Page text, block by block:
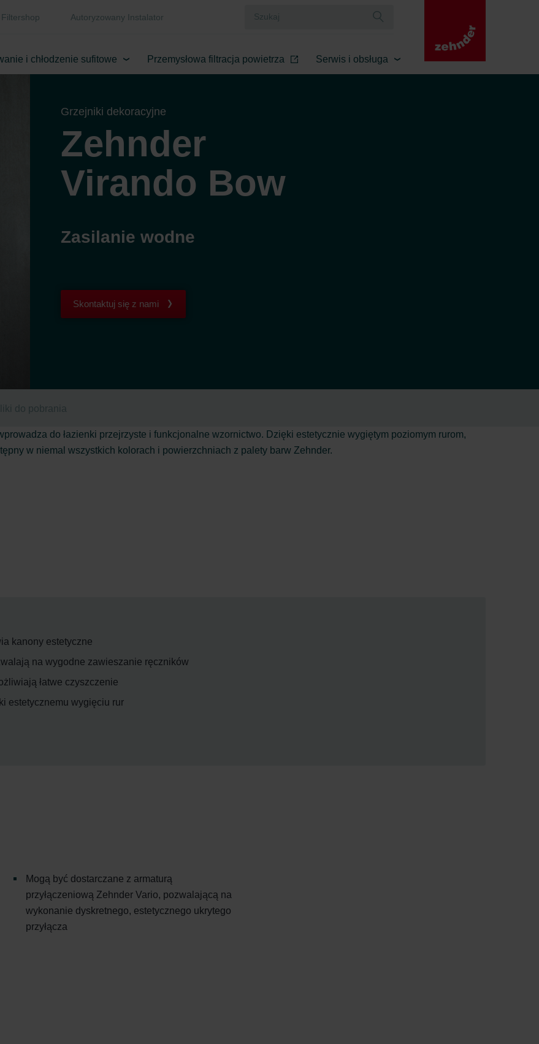
Filtershop Autoryzowany Instalator
i chłodzenie sufitowe Przemysłowa filtracja powietrza Serwis i obsługa
Grzejniki dekoracyjne
Zehnder
Virando Bow
Zasilanie wodne
Skontaktuj się z nami
do pobrania
do łazienki przejrzyste i funkcjonalne wzornictwo. Dzięki estetycznie wygiętym poziomym rurom,
w niemal wszystkich kolorach i powierzchniach z palety barw Zehnder.
kanony estetyczne
na wygodne zawieszanie ręczników
łatwe czyszczenie
estetycznemu wygięciu rur
Mogą być dostarczane z armaturą
przyłączeniową Zehnder Vario, pozwalającą na
wykonanie dyskretnego, estetycznego ukrytego
przyłącza